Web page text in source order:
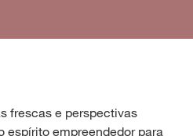
frescas e perspectivas
espírito empreendedor para